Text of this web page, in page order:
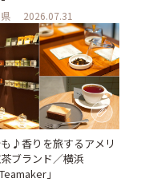
2026.07.31
♪香りを旅するアメリ
ブランド／横浜
」